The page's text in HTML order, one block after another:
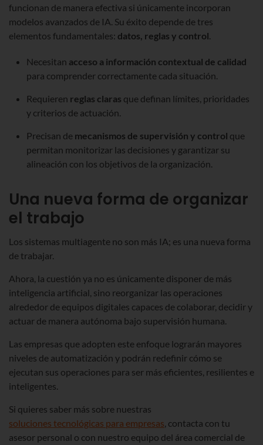
funcionan de manera efectiva si únicamente incorporan
modelos avanzados de IA. Su éxito depende de tres
elementos fundamentales: datos, reglas y control.
Necesitan acceso a información contextual de calidad
para comprender correctamente cada situación.
Requieren reglas claras que definan límites, prioridades
y criterios de actuación.
Precisan de mecanismos de supervisión y control que
permitan monitorizar las decisiones y garantizar su
alineación con los objetivos de la organización.
Una nueva forma de organizar
el trabajo
Los sistemas multiagente no son más IA; es una nueva forma
de trabajar.
Ahora, la cuestión ya no es únicamente disponer de más
inteligencia artificial, sino reorganizar las operaciones
alrededor de equipos digitales capaces de colaborar, decidir y
actuar de manera autónoma bajo supervisión humana.
Las empresas que adopten este enfoque lograrán mayores
niveles de automatización y podrán redefinir cómo se
ejecutan sus operaciones para ser más eficientes, resilientes e
inteligentes.
Si quieres saber más sobre nuestras
soluciones tecnológicas para empresas, contacta con tu
asesor personal o con nuestro equipo del área comercial de